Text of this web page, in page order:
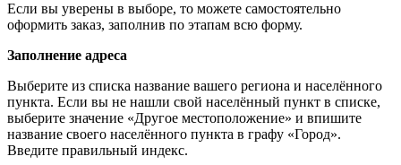
Если вы уверены в выборе, то можете самостоятельно
оформить заказ, заполнив по этапам всю форму.
Заполнение адреса
Выберите из списка название вашего региона и населённого
пункта. Если вы не нашли свой населённый пункт в списке,
выберите значение «Другое местоположение» и впишите
название своего населённого пункта в графу «Город».
Введите правильный индекс.